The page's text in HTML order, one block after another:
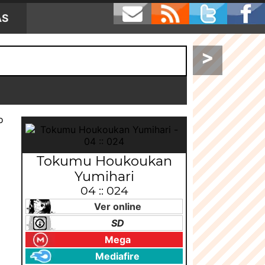
>
Tokumu Houkoukan
Yumihari
04 :: 024
Ver online
SD
Mega
Mediafire